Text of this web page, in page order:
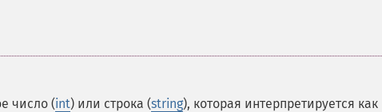
число (int) или строка (string), которая интерпретируется как